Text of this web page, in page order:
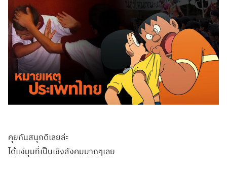
คุยกันสนุกดีเลยล่ะ
ได้แง่มุมที่เป็นเชิงสังคมมากๆเลย